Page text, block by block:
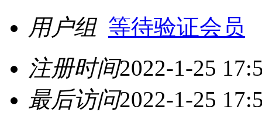
用户组 等待验证会员
注册时间2022-1-25
最后访问2022-1-25